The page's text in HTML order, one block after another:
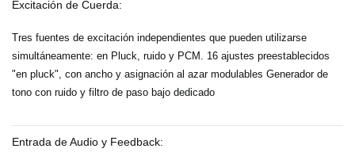
Excitación de Cuerda:
Tres fuentes de excitación independientes que pueden utilizarse
simultáneamente: en Pluck, ruido y PCM. 16 ajustes preestablecidos
"en pluck", con ancho y asignación al azar modulables Generador de
tono con ruido y filtro de paso bajo dedicado
Entrada de Audio y Feedback: